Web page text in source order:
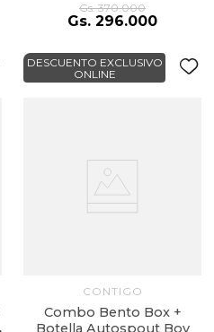
Gs. 370.000
Gs. 296.000
DESCUENTO EXCLUSIVO
ONLINE
CONTIGO
Combo Bento Box +
Botella Autospout Boy